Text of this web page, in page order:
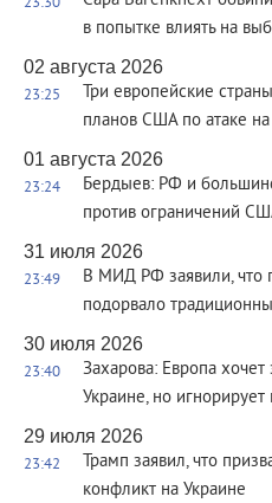
в попытке влиять на
02 августа 2026
23:25
Три европейские
планов США по атаке
01 августа 2026
23:24
Бердыев: РФ и
против ограничений
31 июля 2026
23:49
В МИД РФ заявили, что
подорвало
30 июля 2026
23:40
Захарова: Европа
Украине, но
29 июля 2026
23:42
Трамп заявил, что
конфликт на Украине